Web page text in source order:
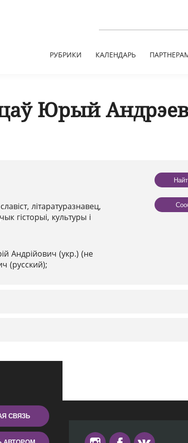
РУБРИКИ КАЛЕНДАРЬ
Юрый
літаратуразнавец,
гісторыі, культуры і
Андрійович (укр.) (не
(русский);
СВЯЗЬ